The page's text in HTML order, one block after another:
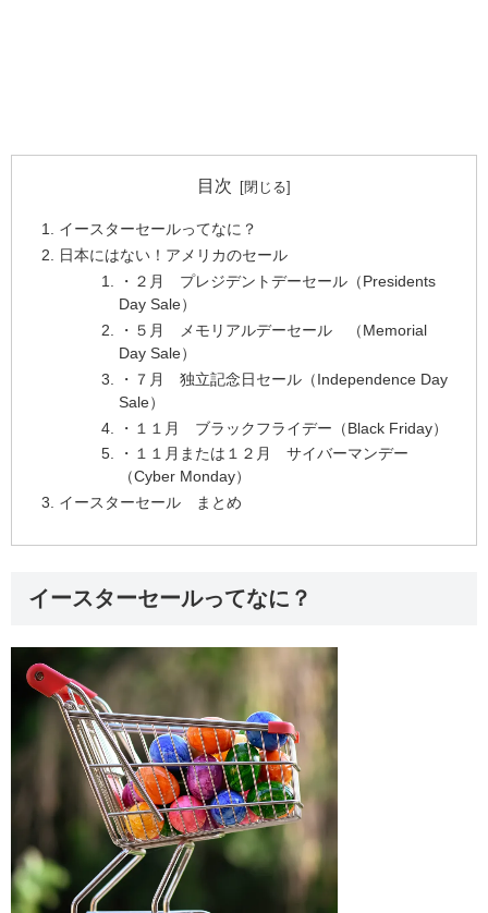
目次
イースターセールってなに？
日本にはない！アメリカのセール
・２月 プレジデントデーセール（Presidents
Day Sale）
・５月 メモリアルデーセール （Memorial
Day Sale）
・７月 独立記念日セール（Independence Day
Sale）
・１１月 ブラックフライデー（Black Friday）
・１１月または１２月 サイバーマンデー
（Cyber Monday）
イースターセール まとめ
イースターセールってなに？